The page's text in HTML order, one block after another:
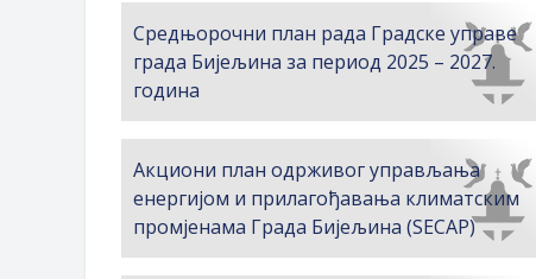
Средњорочни план рада Градске управе
града Бијељина за период 2025 – 2027.
година
Акциони план одрживог управљања
енергијом и прилагођавања климатским
промјенама Града Бијељина (SECAP)